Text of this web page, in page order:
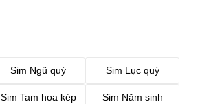
Sim Ngũ quý Sim Lục quý
Sim Tam hoa kép Sim Năm sinh